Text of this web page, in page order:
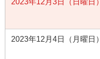
2023年12月4日（月曜日）